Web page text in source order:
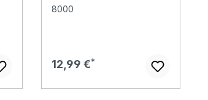
8000
Regulärer Preis:
12,99 €